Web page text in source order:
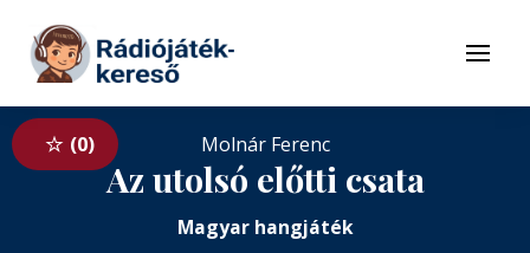
Tovább a tartalomhoz
Menü
0 Molnár Ferenc
Az utolsó előtti csata
Magyar hangjáték